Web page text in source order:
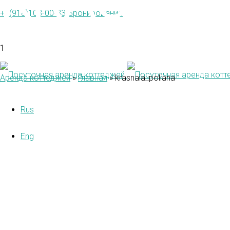
+7(918)103-00-33 Бронирование
1
Rus
Eng
Аренда коттеджей»Главная»krasnaia_poliana